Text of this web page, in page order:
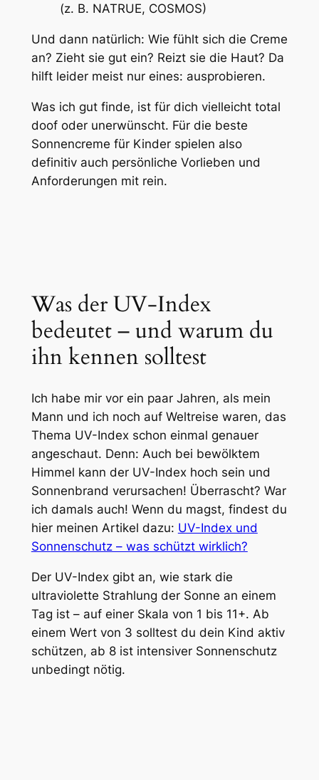
(z. B. NATRUE, COSMOS)
Und dann natürlich: Wie fühlt sich die Creme
an? Zieht sie gut ein? Reizt sie die Haut? Da
hilft leider meist nur eines: ausprobieren.
Was ich gut finde, ist für dich vielleicht total
doof oder unerwünscht. Für die beste
Sonnencreme für Kinder spielen also
definitiv auch persönliche Vorlieben und
Anforderungen mit rein.
Was der UV-Index
bedeutet – und warum du
ihn kennen solltest
Ich habe mir vor ein paar Jahren, als mein
Mann und ich noch auf Weltreise waren, das
Thema UV-Index schon einmal genauer
angeschaut. Denn: Auch bei bewölktem
Himmel kann der UV-Index hoch sein und
Sonnenbrand verursachen! Überrascht? War
ich damals auch! Wenn du magst, findest du
hier meinen Artikel dazu: UV-Index und
Sonnenschutz – was schützt wirklich?
Der UV-Index gibt an, wie stark die
ultraviolette Strahlung der Sonne an einem
Tag ist – auf einer Skala von 1 bis 11+. Ab
einem Wert von 3 solltest du dein Kind aktiv
schützen, ab 8 ist intensiver Sonnenschutz
unbedingt nötig.